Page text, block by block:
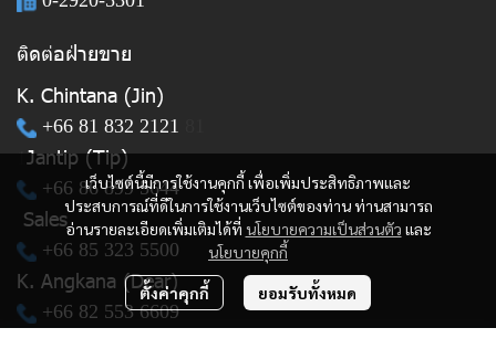
เว็บไซต์นี้มีการใช้งานคุกกี้ เพื่อเพิ่มประสิทธิภาพและ
ประสบการณ์ที่ดีในการใช้งานเว็บไซต์ของท่าน ท่านสามารถ
อ่านรายละเอียดเพิ่มเติมได้ที่ นโยบายความเป็นส่วนตัว และ
นโยบายคุกกี้
ตั้งค่าคุกกี้ ยอมรับทั้งหมด
ติดต่อฝ่ายขาย
K. Chintana (Jin)
+66 81 832 2121
1Jantip (Tip)
+66 86 899 5644
Sales
+66 85 323 5500
K. Angkana (Dear)
+66 82 553 6609